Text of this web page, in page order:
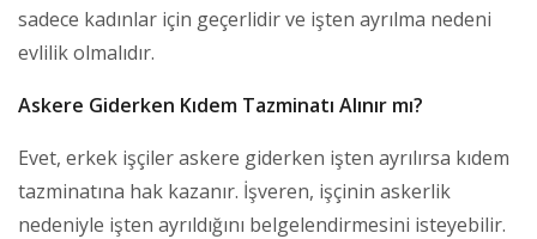
sadece kadınlar için geçerlidir ve işten ayrılma nedeni
evlilik olmalıdır.
Askere Giderken Kıdem Tazminatı Alınır mı?
Evet, erkek işçiler askere giderken işten ayrılırsa kıdem
tazminatına hak kazanır. İşveren, işçinin askerlik
nedeniyle işten ayrıldığını belgelendirmesini isteyebilir.